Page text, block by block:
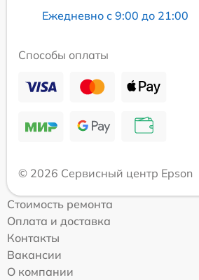
Ежедневно с 9:00 до 21:00
Способы оплаты
© 2026 Сервисный центр Epson
Стоимость ремонта
Оплата и доставка
Контакты
Вакансии
О компании